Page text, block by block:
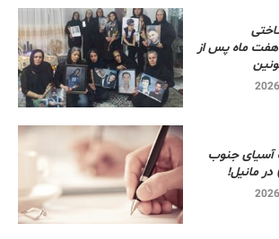
هفت ماه پس از
جنوب
مانیل!